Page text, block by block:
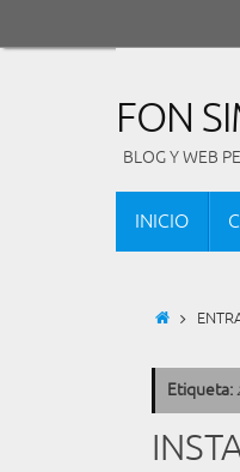
FON
BLOG Y WEB
CONTENIDO
INICIO
INICIO
Etiqueta: